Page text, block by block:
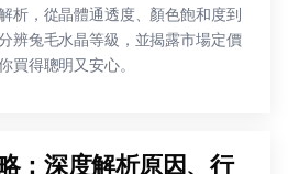
析，從晶體通透度、顏色飽和度到
辨兔毛水晶等級，並揭露市場定價
買得聰明又安心。
：深度解析原因、行